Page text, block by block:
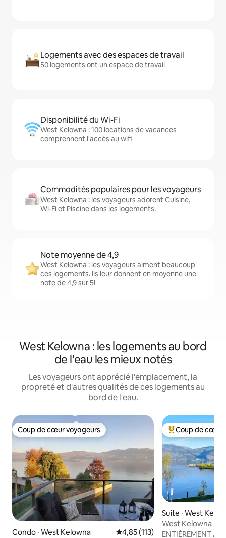
Logements avec des espaces de travail
50 logements ont un espace de travail
Disponibilité du Wi-Fi
West Kelowna : 100 locations de vacances
comprennent l'accès au wifi
Commodités populaires pour les voyageurs
West Kelowna : les voyageurs adorent Cuisine,
Wi-Fi et Piscine dans les logements.
Note moyenne de 4,9
West Kelowna : les voyageurs aiment beaucoup
ces logements. Ils leur donnent en moyenne une
note de 4,9 sur 5!
West Kelowna : les logements au bord
de l'eau les mieux notés
Les voyageurs ont apprécié l'emplacement, la
propreté et d'autres qualités de ces logements au
bord de l'eau.
Coup de cœur voyageurs
Coup de cœur voyageurs
Condo · West Kelowna Note moyenne de 4,85 sur 5,
4,85 (113)
Coup de cœur
Coup de cœur
Suite · West
West Kelowna
Okanagan Lake
ENTIÈREMENT